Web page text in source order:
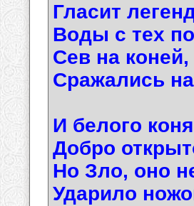
Гласит
Воды с тех
Сев на
Сражались
И белого
Добро
Но Зло, оно
Ударило